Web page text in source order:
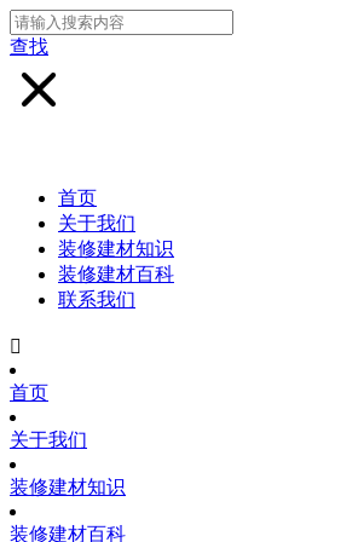
查找
首页
关于我们
装修建材知识
装修建材百科
联系我们

首页
关于我们
装修建材知识
装修建材百科